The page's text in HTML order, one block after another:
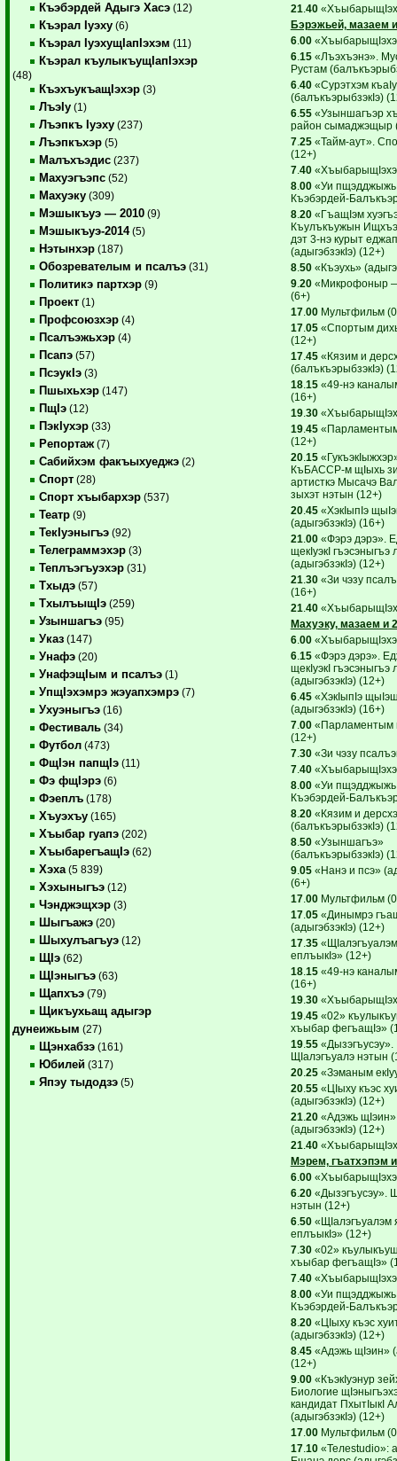
Къэбэрдей Адыгэ Хасэ (12)
Къэрал Iуэху (6)
Къэрал IуэхущIапIэхэм (11)
Къэрал къулыкъущIапIэхэр
(48)
КъэхъукъащIэхэр (3)
ЛъэIу (1)
Лъэпкъ Iуэху (237)
Лъэпкъхэр (5)
Малъхъэдис (237)
Махуэгъэпс (52)
Махуэку (309)
Мэшыкъуэ — 2010 (9)
Мэшыкъуэ-2014(5)
Нэтынхэр (187)
Обозревателым и псалъэ (31)
Политикэ партхэр (9)
Проект (1)
Профсоюзхэр (4)
Псалъэжьхэр (4)
Псапэ (57)
ПсэукIэ (3)
Пшыхьхэр (147)
ПщIэ (12)
ПэкIухэр (33)
Репортаж (7)
Сабийхэм факъыхуеджэ (2)
Спорт (28)
Спорт хъыбархэр (537)
Театр (9)
ТекIуэныгъэ (92)
Телеграммэхэр (3)
Теплъэгъуэхэр (31)
Тхыдэ (57)
ТхылъыщIэ (259)
Узыншагъэ (95)
Указ (147)
Унафэ (20)
УнафэщIым и псалъэ (1)
УпщIэхэмрэ жэуапхэмрэ (7)
Ухуэныгъэ (16)
Фестиваль (34)
Футбол (473)
ФщIэн папщIэ (11)
Фэ фщIэрэ (6)
Фэеплъ (178)
Хъуэхъу (165)
Хъыбар гуапэ (202)
ХъыбарегъащIэ (62)
Хэха (5 839)
Хэхыныгъэ (12)
Чэнджэщхэр (3)
Шыгъажэ (20)
Шыхулъагъуэ (12)
ЩIэ (62)
ЩIэныгъэ (63)
Щапхъэ (79)
Щикъухьащ адыгэр
дунеижьым (27)
Щэнхабзэ (161)
Юбилей (317)
Япэу тыдодзэ (5)
21 40
Бэрэжьей, мазаем
6. 00
6. 15«Лъэхъэнэ».
Рустам
6. 40«Сурэтхэм
(балъкъэрыбзэкIэ)
6. 55«Узыншагъэр
район сымаджэщыр
7. 25«Тайм-аут».
(12+)
7. 40
8. 00«Уи
Къэбэрдей-
8. 20«ГъащIэм
Къулъкъужын
дэт 3-нэ курыт
(адыгэбзэкIэ) (12+)
8. 50«Къэухь»
9. 20«Микрофоныр
(6+)
17. 00Мультфильм
17. 05«Спортым
(12+)
17. 45«Кязим и
(балъкъэрыбзэкIэ)
18. 15«49-нэ
(16+)
19. 30
19. 45
(12+)
20. 15
КъБАССР-м щIыхь
артисткэ Мысачэ
зыхэт нэтын (12+)
20. 45«ХэкIыпIэ
(адыгэбзэкIэ) (16+)
21 00«Фэрэ дэрэ».
щекIуэкI гъэсэныгъэ
(адыгэбзэкIэ) (12+)
21 30«Зи чэзу
(16+)
21 40
Махуэку, мазаем и
6. 00
6. 15«Фэрэ дэрэ».
щекIуэкI гъэсэныгъэ
(адыгэбзэкIэ) (12+)
6. 45«ХэкIыпIэ
(адыгэбзэкIэ) (16+)
7. 00«Парламентым
(12+)
7. 30«Зи чэзу
7. 40
8. 00«Уи
Къэбэрдей-
8. 20«Кязим и
(балъкъэрыбзэкIэ)
8. 50«Узыншагъэ»
(балъкъэрыбзэкIэ)
9. 05«Нанэ и псэ»
(6+)
17. 00Мультфильм
17. 05«Динымрэ
(адыгэбзэкIэ) (12+)
17. 35«ЩIалэгъуалэм
еплъыкIэ» (12+)
18. 15«49-нэ
(16+)
19. 30
19. 45«02»
хъыбар фегъащIэ»
19. 55«Дызэгъусэу».
ЩIалэгъуалэ нэтын
20. 25«Зэманым
20. 55«ЦIыху къэс
(адыгэбзэкIэ) (12+)
21 20«Адэжь щIэин»
(адыгэбзэкIэ) (12+)
21 40
Мэрем, гъатхэпэм
6. 00
6. 20«Дызэгъусэу».
нэтын (12+)
6. 50«ЩIалэгъуалэм
еплъыкIэ» (12+)
7. 30«02»
хъыбар фегъащIэ»
7. 40
8. 00«Уи
Къэбэрдей-
8. 20«ЦIыху къэс
(адыгэбзэкIэ) (12+)
8. 45«Адэжь щIэин»
(12+)
9. 00«КъэкIуэнур
Биологие
кандидат ПхытIыкI
(адыгэбзэкIэ) (12+)
17. 00Мультфильм
17. 10«Teлеstudio»: